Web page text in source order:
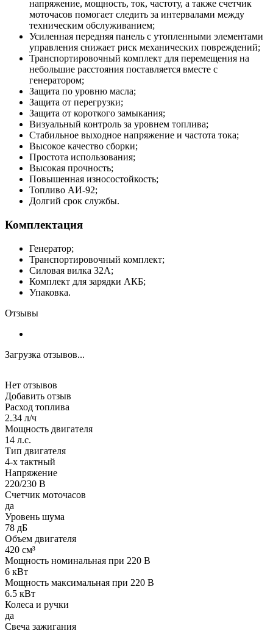
напряжение, мощность, ток, частоту, а также счетчик
моточасов помогает следить за интервалами между
техническим обслуживанием;
Усиленная передняя панель с утопленными элементами
управления снижает риск механических повреждений;
Транспортировочный комплект для перемещения на
небольшие расстояния поставляется вместе с
генератором;
Защита по уровню масла;
Защита от перегрузки;
Защита от короткого замыкания;
Визуальный контроль за уровнем топлива;
Стабильное выходное напряжение и частота тока;
Высокое качество сборки;
Простота использования;
Высокая прочность;
Повышенная износостойкость;
Топливо АИ-92;
Долгий срок службы.
Комплектация
Генератор;
Транспортировочный комплект;
Силовая вилка 32А;
Комплект для зарядки АКБ;
Упаковка.
Отзывы
Загрузка отзывов...
Нет отзывов
Добавить отзыв
Расход топлива
2.34 л/ч
Мощность двигателя
14 л.с.
Тип двигателя
4-х тактный
Напряжение
220/230 В
Счетчик моточасов
да
Уровень шума
78 дБ
Объем двигателя
420 см³
Мощность номинальная при 220 В
6 кВт
Мощность максимальная при 220 В
6.5 кВт
Колеса и ручки
да
Свеча зажигания